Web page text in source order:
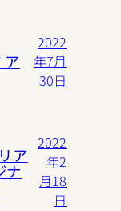
ア
2022
年7月
30日
ア
ナ
2022
年2
月18
日